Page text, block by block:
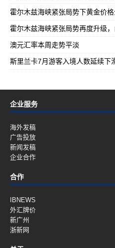
霍尔木兹海峡紧张局势下黄金价
霍尔木兹海峡紧张局势再度升级
澳元汇率本周走势平淡
斯里兰卡7月游客入境人数延续下
企业服务
海外发稿
广告投放
新闻发稿
企业合作
合作
IBNEWS
外汇牌价
新广州
浙新网